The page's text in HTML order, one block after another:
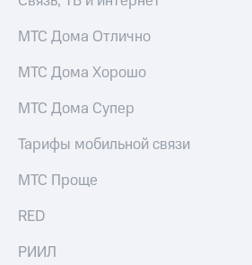
только
Безопасность
Финансы
Детям
и родителям
Здоровье
КИОН
Строки
Live
МТС
Все
МТС Дома Отлично
МТС Дома Хорошо
МТС Дома Супер
Тарифы мобильной связи
МТС Проще
RED
РИИЛ